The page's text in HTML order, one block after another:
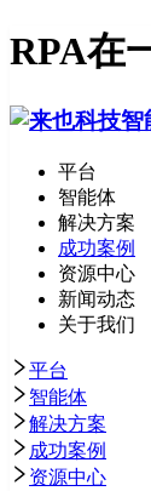
RPA在
平台
智能体
解决方案
成功案例
资源中心
新闻动态
关于我们
平台
智能体
解决方案
成功案例
资源中心